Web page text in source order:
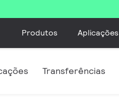
Produtos Aplicações
Transferências